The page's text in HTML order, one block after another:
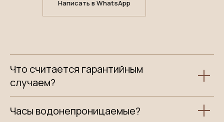
Написать в WhatsApp
Что считается гарантийным
случаем?
Часы водонепроницаемые?